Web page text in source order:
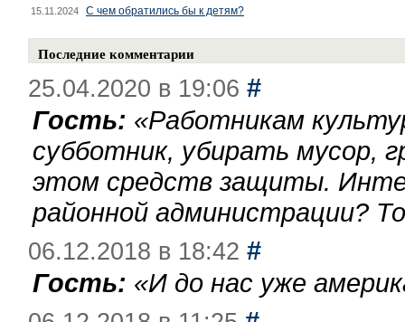
15.11.2024 С чем обратились бы к детям?
Последние комментарии
25.04.2020 в 19:06 #
Гость: «Работникам
субботник, убирать мусор,
этом средств защиты.
районной администрации?
06.12.2018 в 18:42 #
Гость: «И до нас уже